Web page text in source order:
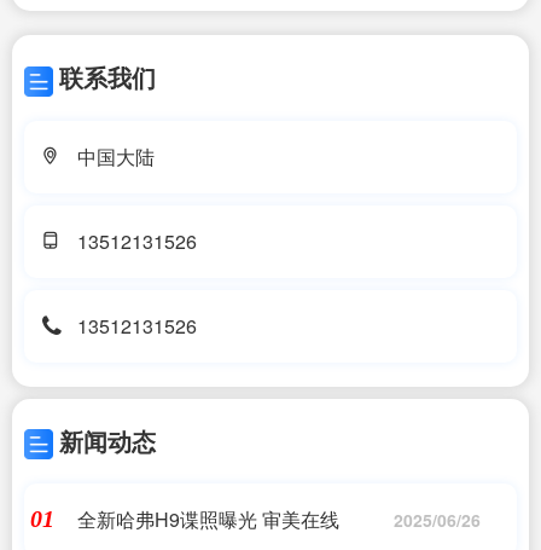
联系我们
中国大陆
13512131526
13512131526
新闻动态
01 全新哈弗H9谍照曝光 审美在线 2025/06/26